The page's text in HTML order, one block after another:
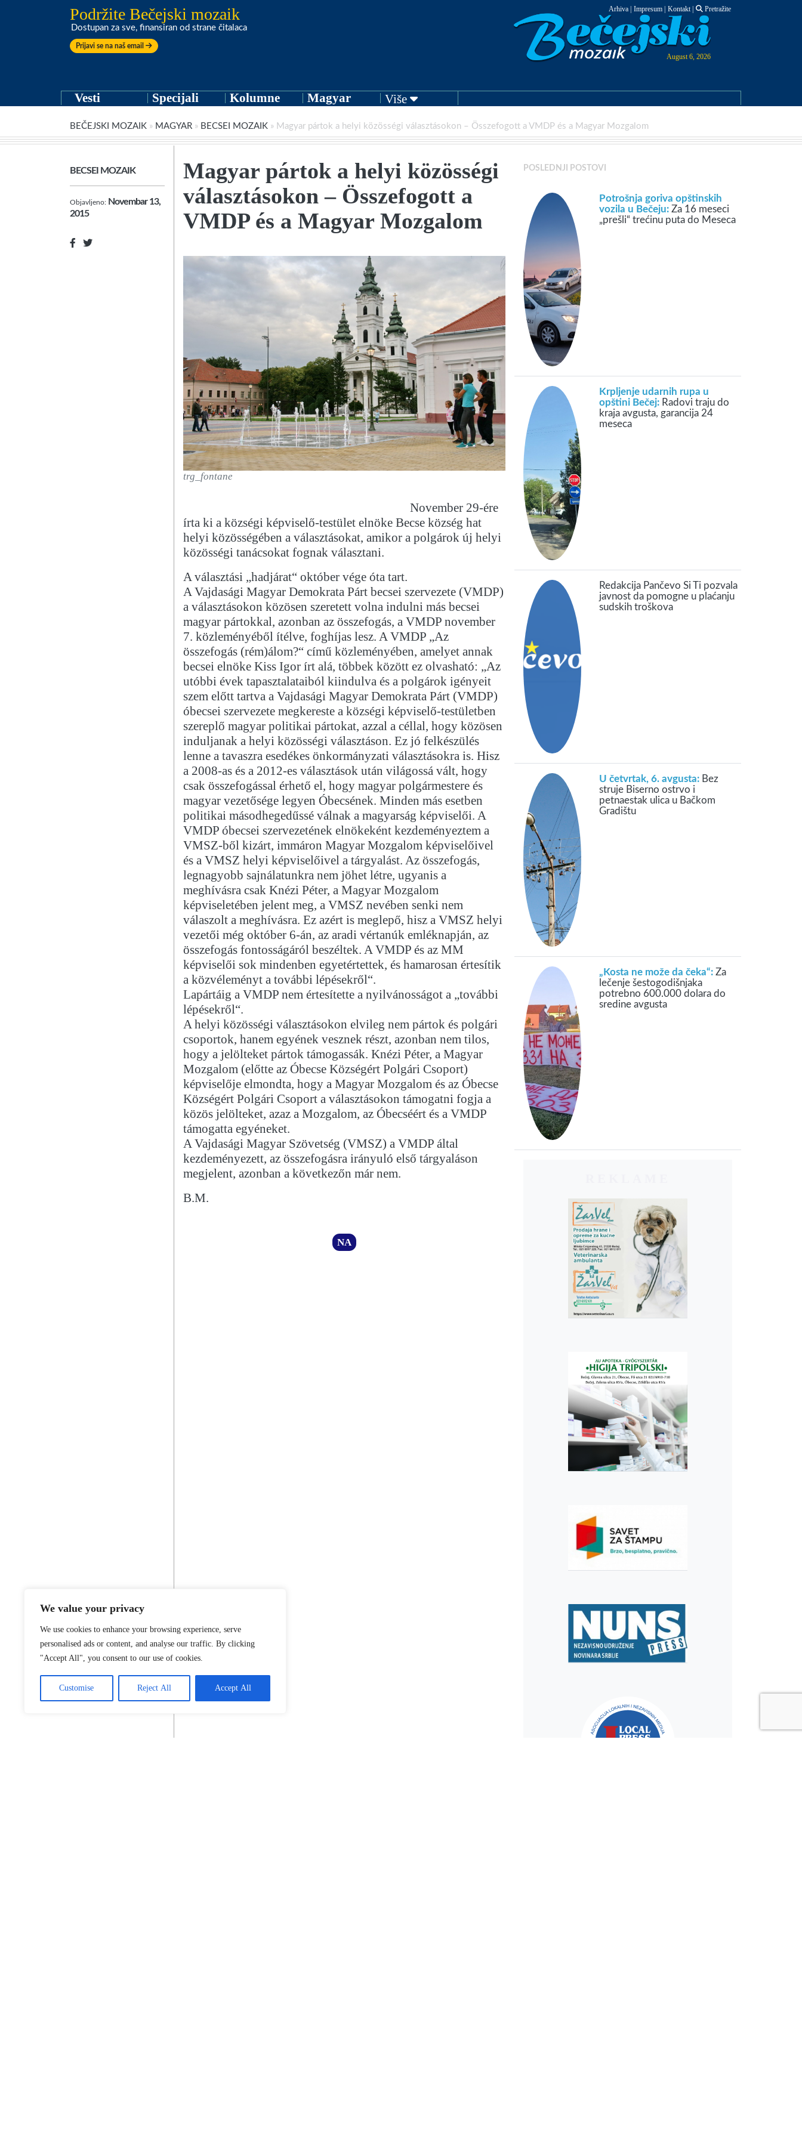
We value your privacy
We use cookies to enhance your browsing experience, serve
personalised ads or content, and analyse our traffic. By clicking
"Accept All", you consent to our use of cookies.
Customise Reject All Accept All
Podržite Bečejski mozaik
Dostupan za sve, finansiran od strane čitalaca
Prijavi se na naš email
Arhiva Impresum Kontakt| Pretražite
August 6, 2026
Vesti Specijali Kolumne Magyar Više
BEČEJSKI MOZAIK » MAGYAR » BECSEI MOZAIK » Magyar pártok a helyi közösségi választásokon – Összefogott a VMDP és a Magyar Mozgalom
BECSEI MOZAIK
Objavljeno: Novembar 13,
2015
Magyar pártok a helyi közösségi
választásokon – Összefogott a
VMDP és a Magyar Mozgalom
trg_fontane
November 29-ére
írta ki a községi képviselő-testület elnöke Becse község hat
helyi közösségében a választásokat, amikor a polgárok új helyi
közösségi tanácsokat fognak választani.
A választási „hadjárat“ október vége óta tart.
A Vajdasági Magyar Demokrata Párt becsei szervezete (VMDP)
a választásokon közösen szeretett volna indulni más becsei
magyar pártokkal, azonban az összefogás, a VMDP november
7. közleményéből ítélve, foghíjas lesz. A VMDP „Az
összefogás (rém)álom?“ című közleményében, amelyet annak
becsei elnöke Kiss Igor írt alá, többek között ez olvasható: „Az
utóbbi évek tapasztalataiból kiindulva és a polgárok igényeit
szem előtt tartva a Vajdasági Magyar Demokrata Párt (VMDP)
óbecsei szervezete megkereste a községi képviselő-testületben
szereplő magyar politikai pártokat, azzal a céllal, hogy közösen
induljanak a helyi közösségi választáson. Ez jó felkészülés
lenne a tavaszra esedékes önkormányzati választásokra is. Hisz
a 2008-as és a 2012-es választások után világossá vált, hogy
csak összefogással érhető el, hogy magyar polgármestere és
magyar vezetősége legyen Óbecsének. Minden más esetben
politikai másodhegedűssé válnak a magyarság képviselői. A
VMDP óbecsei szervezetének elnökeként kezdeményeztem a
VMSZ-ből kizárt, immáron Magyar Mozgalom képviselőivel
és a VMSZ helyi képviselőivel a tárgyalást. Az összefogás,
legnagyobb sajnálatunkra nem jöhet létre, ugyanis a
meghívásra csak Knézi Péter, a Magyar Mozgalom
képviseletében jelent meg, a VMSZ nevében senki nem
válaszolt a meghívásra. Ez azért is meglepő, hisz a VMSZ helyi
vezetői még október 6-án, az aradi vértanúk emléknapján, az
összefogás fontosságáról beszéltek. A VMDP és az MM
képviselői sok mindenben egyetértettek, és hamarosan értesítik
a közvéleményt a további lépésekről“.
Lapártáig a VMDP nem értesítette a nyilvánosságot a „további
lépésekről“.
A helyi közösségi választásokon elvileg nem pártok és polgári
csoportok, hanem egyének vesznek részt, azonban nem tilos,
hogy a jelölteket pártok támogassák. Knézi Péter, a Magyar
Mozgalom (előtte az Óbecse Községért Polgári Csoport)
képviselője elmondta, hogy a Magyar Mozgalom és az Óbecse
Községért Polgári Csoport a választásokon támogatni fogja a
közös jelölteket, azaz a Mozgalom, az Óbecséért és a VMDP
támogatta egyéneket.
A Vajdasági Magyar Szövetség (VMSZ) a VMDP által
kezdeményezett, az összefogásra irányuló első tárgyaláson
megjelent, azonban a következőn már nem.
B.M.
NA
POSLEDNJI POSTOVI
Potrošnja goriva opštinskih
vozila u Bečeju: Za 16 meseci
„prešli“ trećinu puta do Meseca
Krpljenje udarnih rupa u
opštini Bečej: Radovi traju do
kraja avgusta, garancija 24
meseca
Redakcija Pančevo Si Ti pozvala
javnost da pomogne u plaćanju
sudskih troškova
U četvrtak, 6. avgusta: Bez
struje Biserno ostrvo i
petnaestak ulica u Bačkom
Gradištu
„Kosta ne može da čeka“: Za
lečenje šestogodišnjaka
potrebno 600.000 dolara do
sredine avgusta